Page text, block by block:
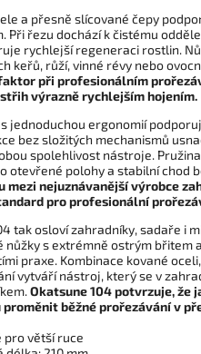
a přesně slícované čepy
Při řezu dochází k čistému
rychlejší regeneraci rostlin.
keřů, růží, vinné révy nebo
při profesionálním
výrazně rychlejším hojením.
s jednoduchou ergonomií
bez složitých mechanismů
spolehlivost nástroje.
otevřené polohy a stabilní chod
mezi nejuznávanější výrobce
pro profesionální
tak osloví zahradníky, sadaře i
nůžky s extrémně ostrým břitem
praxe. Kombinace kované
vytváří nástroj, který se v
Okatsune 104 potvrzuje, že
proměnit běžné prořezávání v
pro větší ruce